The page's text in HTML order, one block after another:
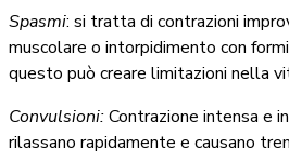
Spasmi: si tratta di contrazioni
muscolare o intorpidimento con
questo può creare limitazioni nella
Convulsioni:Contrazione intensa e
rilassano rapidamente e causano